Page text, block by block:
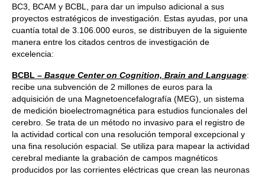
BC3, BCAM y BCBL, para dar un impulso adicional a sus
proyectos estratégicos de investigación. Estas ayudas, por una
cuantía total de 3.106.000 euros, se distribuyen de la siguiente
manera entre los citados centros de investigación de
excelencia:
BCBL – Basque Center on Cognition, Brain and Language:
recibe una subvención de 2 millones de euros para la
adquisición de una Magnetoencefalografía (MEG), un sistema
de medición bioelectromagnética para estudios funcionales del
cerebro. Se trata de un método no invasivo para el registro de
la actividad cortical con una resolución temporal excepcional y
una fina resolución espacial. Se utiliza para mapear la actividad
cerebral mediante la grabación de campos magnéticos
producidos por las corrientes eléctricas que crean las neuronas